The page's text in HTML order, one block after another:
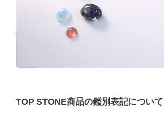
TOP STONE商品の鑑別表記について